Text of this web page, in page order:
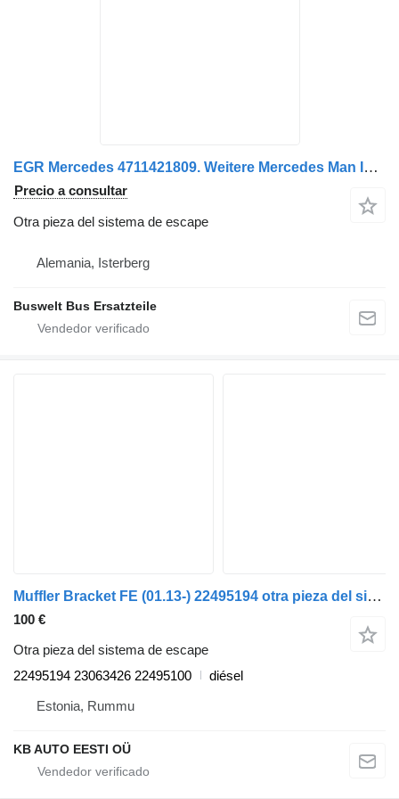
EGR Mercedes 4711421809. Weitere Mercedes Man Iveco Systeme vorrätig para Mercedes-Benz autobús
Precio a consultar
Otra pieza del sistema de escape
Alemania, Isterberg
Buswelt Bus Ersatzteile
Muffler Bracket FE (01.13-) 22495194 otra pieza del sistema de escape para Volvo FL, FE (2013-) camión
100 €
Otra pieza del sistema de escape
22495194 23063426 22495100
diésel
Estonia, Rummu
KB AUTO EESTI OÜ